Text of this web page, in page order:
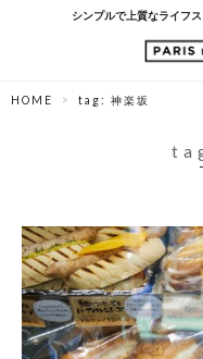
シンプルで上質なライフ
HOME tag: 神楽坂